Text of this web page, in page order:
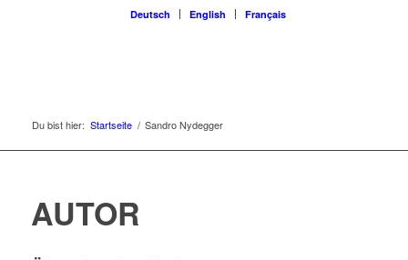
Deutsch English Français
Du bist hier: Startseite / Sandro Nydegger
AUTOR